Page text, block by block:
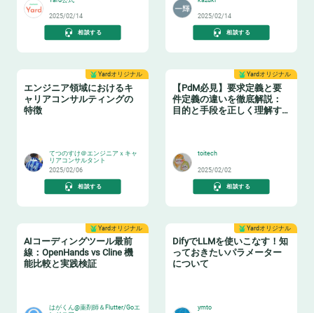
2025/02/14
相談する
2025/02/14
相談する
Yardオリジナル
エンジニア領域におけるキ
ャリアコンサルティングの
特徴
てつのすけ＠エンジニアｘキャ
リアコンサルタント
2025/02/06
相談する
Yardオリジナル
【PdM必見】要求定義と要
件定義の違いを徹底解説：
目的と手段を正しく理解す
toitech
2025/02/02
相談する
Yardオリジナル
AIコーディングツール最前
線：OpenHands vs Cline 機
能比較と実践検証
はがくん@薬剤師＆Flutter/Goエ
Yardオリジナル
DifyでLLMを使いこなす！知
っておきたいパラメーター
について
ymto